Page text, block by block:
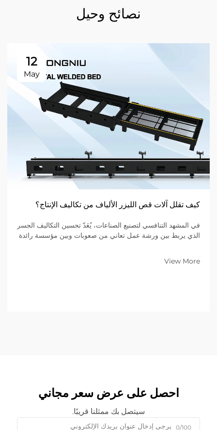
نصائح وحيل
12
May
كيف تقلل آلات قص الليزر الألياف من تكاليف الإنتاج؟
في المشهد التنافسي لتصنيع الصناعات، يُعَدّ تحسين التكاليف الجسر
الذي يربط بين ورشة عمل تعاني من صعوبات وبين مؤسسة رائدة
أرضية المصنع تُحدِّد...
View More
احصل على عرض سعر مجاني
سيتصل بك ممثلنا قريبًا.
0/100